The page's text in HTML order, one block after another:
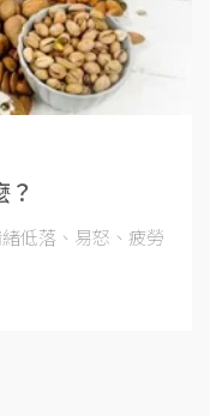
低落、易怒、疲勞